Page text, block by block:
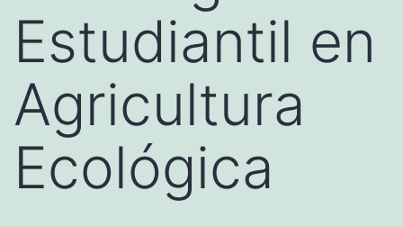
Estudiantil en
Agricultura
Ecológica